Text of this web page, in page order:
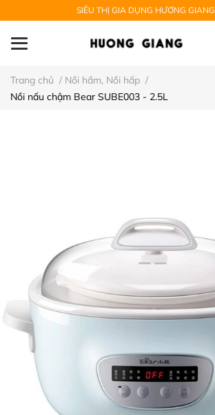
SIÊU THỊ GIA DỤNG HƯƠNG GIANG
Trang chủ / Nồi hầm, Nồi hấp /
Nồi nấu chậm Bear SUBE003 - 2.5L